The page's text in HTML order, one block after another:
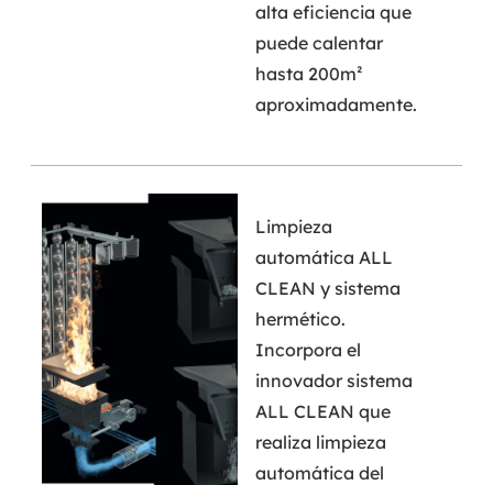
alta eficiencia que
puede calentar
hasta 200m²
aproximadamente.
Limpieza
automática ALL
CLEAN y sistema
hermético.
Incorpora el
innovador sistema
ALL CLEAN que
realiza limpieza
automática del